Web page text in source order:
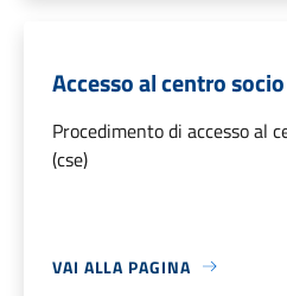
Accesso al centro
Procedimento di accesso al
(cse)
VAI ALLA PAGINA